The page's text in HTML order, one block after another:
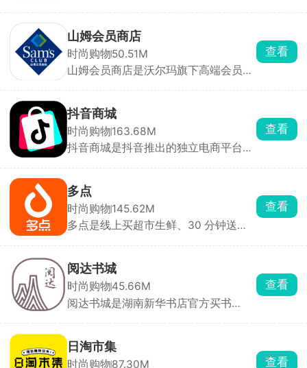
于打上专属编号，区分盗版。在这里可
以蹲新品发售，参与抽签、抢购数字藏
品，也有盲盒、拍卖玩法，买到的藏品
会存在个人账号里。
山姆会员商店
时尚购物50.51M
山姆会员商店是沃尔玛旗下高端会员制
进手机里，从生鲜冷链、进口零食到大
家电、宠物用品全覆盖，支持极速达、
全球购、路边提货等 5 种配送/取货方
式，真正实现“1 小时送到家”或“下楼 5
查看
抖音商城
时尚购物163.68M
抖音商城是抖音推出的独立电商平台，
节，用户可以通过直播与主播互动，提
问并获取更多商品信息。还有拼团优惠
活动，让用户轻松省钱，享受更多购物
惊喜。现在新用户下载注册还能享受更
查看
多点
时尚购物145.62M
多点是线上买超市生鲜、30 分钟送到
用品全覆盖，和门店同价，新人首单免
邮，会员积分通用。适合日常买菜、懒
人囤货、不想排队结账的人，同城配送
快、品质稳、价格透明。
查看
阅达书城
时尚购物45.66M
阅达书城是湖南新华书店官方买书
南城区还能半日达、免运费。能查附近
新华书店的库存和路线，到店自提也方
查看
日淘市集
时尚购物87.30M
查看